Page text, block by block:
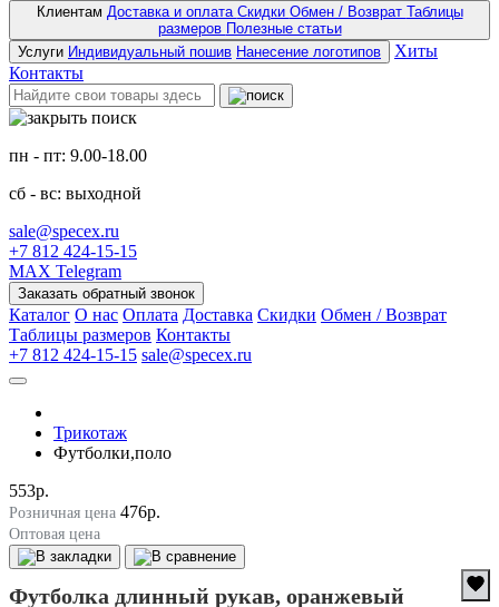
Клиентам Доставка и оплата Скидки Обмен / Возврат Таблицы
размеров Полезные статьи
Услуги Индивидуальный пошив Нанесение логотипов
Хиты
Контакты
пн - пт: 9.00-18.00
сб - вс: выходной
sale@specex.ru
+7 812 424-15-15
MAX Telegram
Заказать обратный звонок
Каталог О нас Оплата Доставка Скидки Обмен / Возврат
Таблицы размеров Контакты
+7 812 424-15-15 sale@specex.ru
Трикотаж
Футболки,поло
553р.
Розничная цена 476р.
Оптовая цена
Футболка длинный рукав, оранжевый